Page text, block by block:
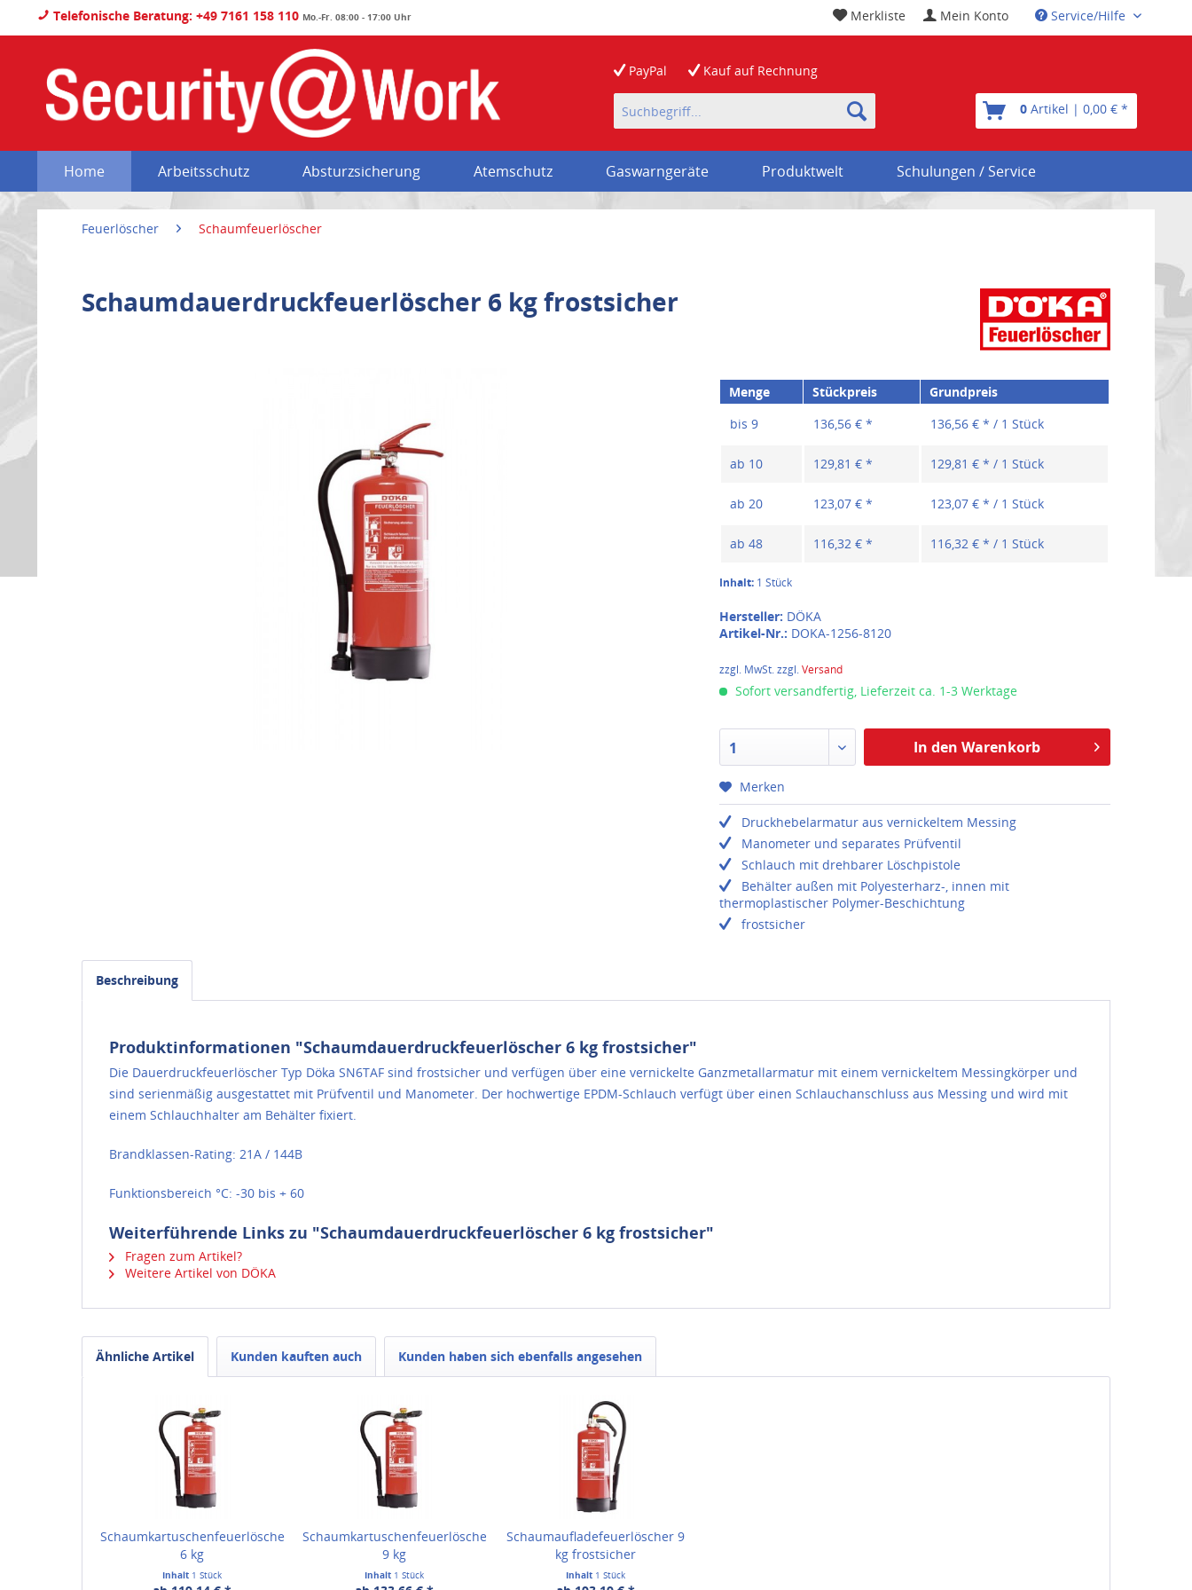
Telefonische Beratung: +49 7161 158 110 Mo.-Fr. 08:00 - 17:00 Uhr Service/Hilfe
Mein Konto
Merkliste
PayPal Kauf auf Rechnung
0 Artikel | 0,00 € *
Home Arbeitsschutz Absturzsicherung Atemschutz Gaswarngeräte Produktwelt Schulungen / Service
Feuerlöscher Schaumfeuerlöscher
Schaumdauerdruckfeuerlöscher 6 kg frostsicher
Menge Stückpreis
Grundpreis
bis9 136,56 € * 136,56 € * / 1 Stück
ab 10 129,81 € * 129,81 € * / 1 Stück
ab20 123,07 € * 123,07 € * / 1 Stück
ab48 116,32 € * 116,32 € * / 1 Stück
Inhalt: 1 Stück
Hersteller: DÖKA
Artikel-Nr.: DOKA-1256-8120
zzgl. MwSt. zzgl.Versand
Sofort versandfertig, Lieferzeit ca. 1-3 Werktage
1 In den Warenkorb
Merken
Druckhebelarmatur aus vernickeltem Messing
Manometer und separates Prüfventil
Schlauch mit drehbarer Löschpistole
Behälter außen mit Polyesterharz-, innen mit
thermoplastischer Polymer-Beschichtung
frostsicher
Beschreibung
Produktinformationen "Schaumdauerdruckfeuerlöscher 6 kg frostsicher"
Die Dauerdruckfeuerlöscher Typ Döka SN6TAF sind frostsicher und verfügen über eine vernickelte Ganzmetallarmatur mit einem vernickeltem Messingkörper und
sind serienmäßig ausgestattet mit Prüfventil und Manometer. Der hochwertige EPDM-Schlauch verfügt über einen Schlauchanschluss aus Messing und wird mit
einem Schlauchhalter am Behälter fixiert.
Brandklassen-Rating: 21A / 144B
Funktionsbereich °C: -30 bis + 60
Weiterführende Links zu "Schaumdauerdruckfeuerlöscher 6 kg frostsicher"
Fragen zum Artikel?
Weitere Artikel von DÖKA
Ähnliche Artikel Kunden kauften auch Kunden haben sich ebenfalls angesehen
Schaumkartuschenfeuerlöscher
6 kg
Inhalt 1 Stück
Schaumkartuschenfeuerlöscher
9 kg
Inhalt 1 Stück
Schaumaufladefeuerlöscher 9
kg frostsicher
Inhalt 1 Stück